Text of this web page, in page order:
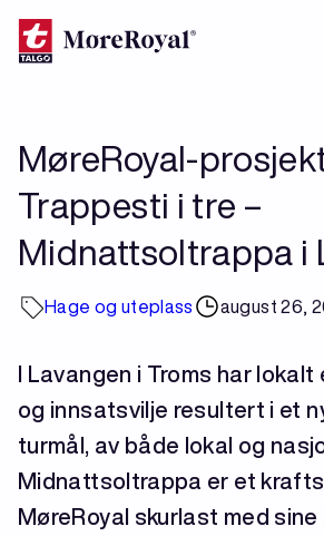
Hopp
MøreRoyal-
Trappesti i tre –
Midnattsoltrappa i
Hage og uteplass august 26,
I Lavangen i Troms har
og innsatsvilje resultert i et
turmål, av både lokal og
Midnattsoltrappa er et
MøreRoyal skurlast med sine